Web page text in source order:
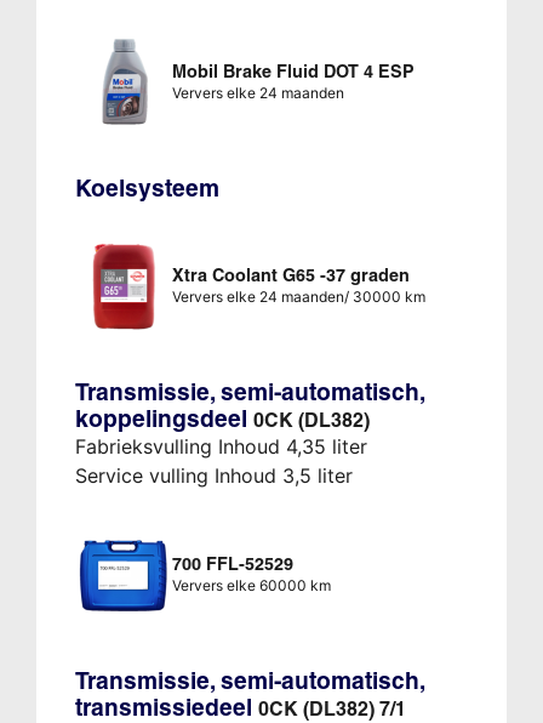
Mobil Brake Fluid DOT 4 ESP
Ververs elke 24 maanden
Koelsysteem
Xtra Coolant G65 -37 graden
Ververs elke 24 maanden/ 30000 km
Transmissie, semi-automatisch,
koppelingsdeel 0CK (DL382)
Fabrieksvulling Inhoud 4,35 liter
Service vulling Inhoud 3,5 liter
700 FFL-52529
Ververs elke 60000 km
Transmissie, semi-automatisch,
transmissiedeel 0CK (DL382) 7/1